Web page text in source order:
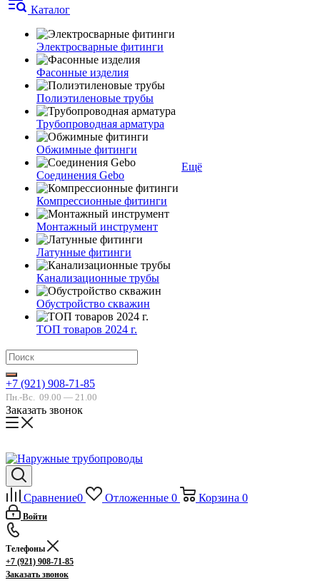
Каталог
Электросварные фитинги
Фасонные изделия
Полиэтиленовые трубы
Трубопроводная арматура
Обжимные фитинги
Соединения Gebo
Компрессионные фитинги
Монтажный инструмент
Латунные фитинги
Канализационные трубы
Обустройство скважин
ТОП товаров 2024 г.
Ещё
+7 (921) 908-71-85
Пн.-Вс. 09.00 — 21.00
Заказать звонок
Сравнение0 Отложенные 0 Корзина 0
Войти
Телефоны
+7 (921) 908-71-85
Заказать звонок